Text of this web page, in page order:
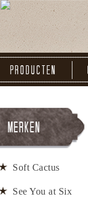
Producten
Merken
Soft Cactus
See You at Six